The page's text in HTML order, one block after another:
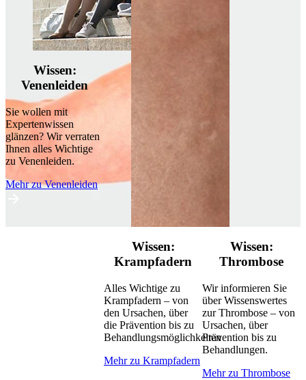
Wissen:
Venenleiden
Sie wollen mit
Expertenwissen
glänzen? Wir verraten
Ihnen alles Wichtige
zu Venenleiden.
Mehr zu Venenleiden
Wissen:
Krampfadern
Alles Wichtige zu
Krampfadern – von
den Ursachen, über
die Prävention bis zu
Behandlungsmöglichkeiten
Mehr zu Krampfadern
Wissen:
Thrombose
Wir informieren Sie
über Wissenswertes
zur Thrombose – von
Ursachen, über
Prävention bis zu
Behandlungen.
Mehr zu Thrombose